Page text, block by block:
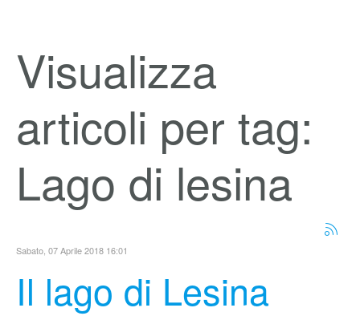
Visualizza
articoli per tag:
Lago di lesina
Sabato, 07 Aprile 2018 16:01
Il lago di Lesina